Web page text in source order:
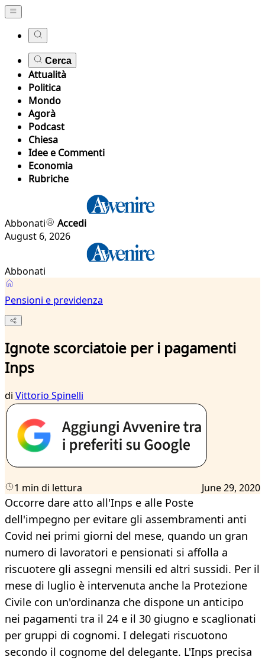
Cerca
Attualità
Politica
Mondo
Agorà
Podcast
Chiesa
Idee e Commenti
Economia
Rubriche
Abbonati
Accedi
August 6, 2026
Abbonati
Pensioni e previdenza
Ignote scorciatoie per i pagamenti
Inps
di Vittorio Spinelli
1 min di lettura June 29, 2020
Occorre dare atto all'Inps e alle Poste
dell'impegno per evitare gli assembramenti anti
Covid nei primi giorni del mese, quando un gran
numero di lavoratori e pensionati si affolla a
riscuotere gli assegni mensili ed altri sussidi. Per il
mese di luglio è intervenuta anche la Protezione
Civile con un'ordinanza che dispone un anticipo
nei pagamenti tra il 24 e il 30 giugno e scaglionati
per gruppi di cognomi. I delegati riscuotono
secondo il cognome del delegante. L'Inps precisa